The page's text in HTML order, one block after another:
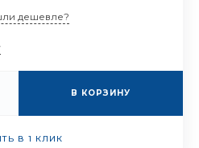
дешевле?
В КОРЗИНУ
В 1 КЛИК